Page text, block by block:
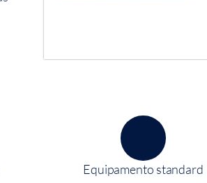
Equipamento standard